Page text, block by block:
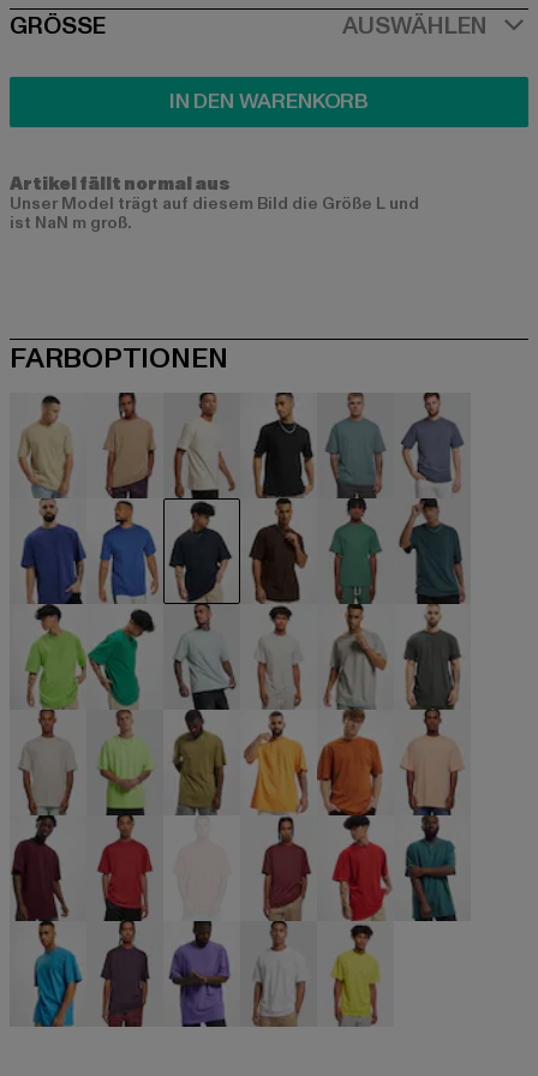
SIZE
GRÖSSE AUSWÄHLEN
IN DEN WARENKORB
Artikel fällt normal aus
Unser Model trägt auf diesem Bild die Größe L und
ist NaN m groß.
FARBOPTIONEN
beige beige beige schwarzblau blau
blau blau blau braun grün grün
grün grün grün grau grau grau
grau neongrün orange orange orange
rot rot rot rot rot